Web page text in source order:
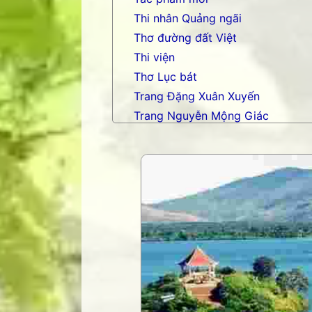
Thi nhân Quảng ngãi
Thơ đường đất Việt
Thi viện
Thơ Lục bát
Trang Đặng Xuân Xuyến
Trang Nguyễn Mộng Giác
Trang Phạm Duy
Trang thơ Hoàng Nguyên Chương
Trang thơ Thụy Du
Trang thơ+ Luân Hoán
Trang VHNT Thanh niên
Truyện.com
Văn chương Việt